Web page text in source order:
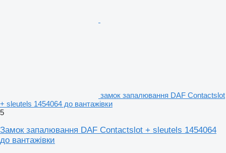
замок запалювання DAF Contactslot
+ sleutels 1454064 до вантажівки
5
Замок запалювання DAF Contactslot + sleutels 1454064
до вантажівки